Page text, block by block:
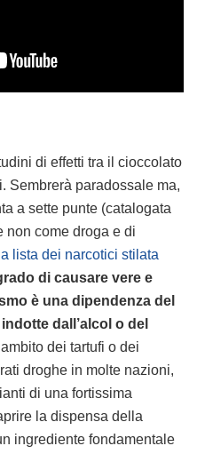
di effetti tra il cioccolato
Sembrerà paradossale ma,
a sette punte (catalogata
non come droga e di
lista dei narcotici stilata
di causare vere e
è una dipendenza del
dall’alcol o del
dei tartufi o dei
droghe in molte nazioni,
di una fortissima
la dispensa della
ingrediente fondamentale